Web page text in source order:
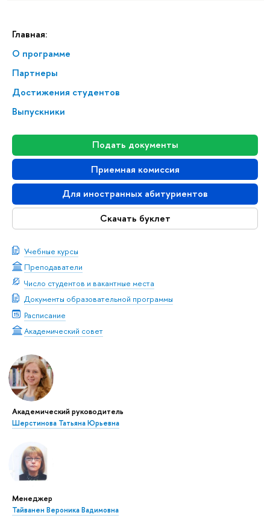
Главная:
О программе
Партнеры
Достижения студентов
Выпускники
Подать документы
Приемная комиссия
Для иностранных абитуриентов
Скачать буклет
Учебные курсы
Преподаватели
Число студентов и вакантные места
Документы образовательной программы
Расписание
Академический совет
Академический руководитель
Шерстинова Татьяна Юрьевна
Менеджер
Тайванен Вероника Вадимовна